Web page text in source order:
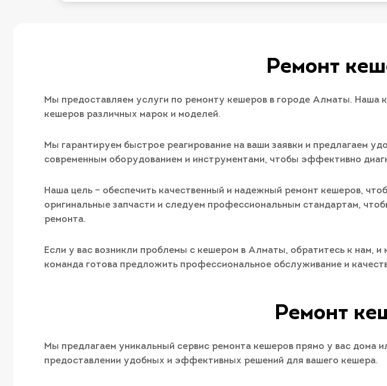
Ремонт
Мы предоставляем услуги по ремонту кешеров в городе Алматы. Наша
кешеров различных марок и моделей.
Мы гарантируем быстрое реагирование на ваши заявки и предлагаем
современным оборудованием и инструментами, чтобы эффективно
Наша цель – обеспечить качественный и надежный ремонт кешеров,
оригинальные запчасти и следуем профессиональным стандартам,
ремонта.
Если у вас возникли проблемы с кешером в Алматы, обратитесь к нам,
команда готова предложить профессиональное обслуживание и
Ремонт
Мы предлагаем уникальный сервис ремонта кешеров прямо у вас дома
предоставлении удобных и эффективных решений для вашего кешера.